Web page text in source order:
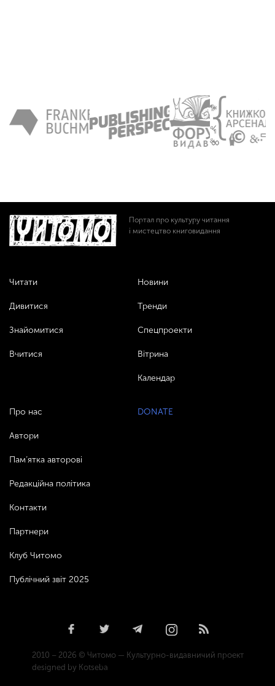
Портал про культуру читання
і мистецтво книговидання
Читати
Дивитися
Знайомитися
Вчитися
Новини
Тренди
Спецпроекти
Вітрина
Календар
Про нас
Автори
Пам’ятка авторові
Редакційна політика
Контакти
Партнери
Клуб Читомо
Публічний звіт 2025
DONATE
2010 – 2026 © Читомо — Культурно-видавничий проект
designed by Kotseba